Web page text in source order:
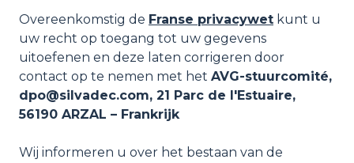
Overeenkomstig de Franse privacywet kunt u
uw recht op toegang tot uw gegevens
uitoefenen en deze laten corrigeren door
contact op te nemen met het AVG-stuurcomité,
dpo@silvadec.com, 21 Parc de l'Estuaire,
56190 ARZAL – Frankrijk
Wij informeren u over het bestaan van de